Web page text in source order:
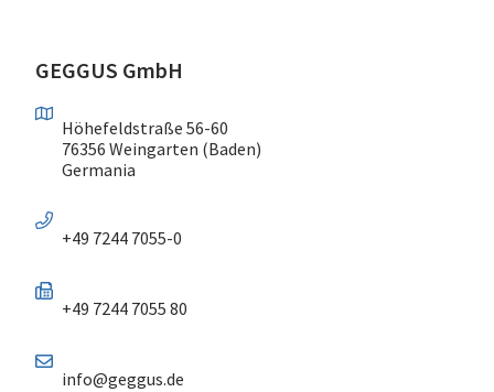
GEGGUS GmbH
Höhefeldstraße 56-60
76356 Weingarten (Baden)
Germania
+49 7244 7055-0
+49 7244 7055 80
info@geggus.de